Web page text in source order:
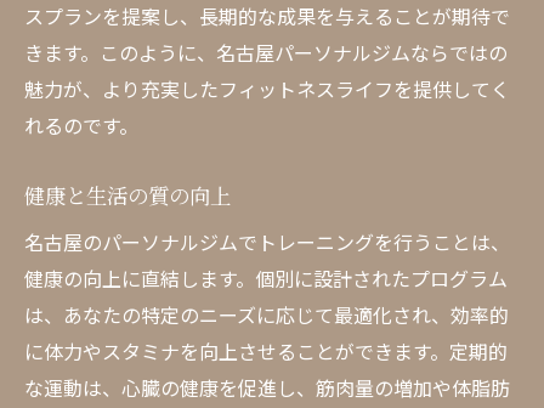
スプランを提案し、長期的な成果を与えることが期待で
きます。このように、名古屋パーソナルジムならではの
魅力が、より充実したフィットネスライフを提供してく
れるのです。
健康と生活の質の向上
名古屋のパーソナルジムでトレーニングを行うことは、
健康の向上に直結します。個別に設計されたプログラム
は、あなたの特定のニーズに応じて最適化され、効率的
に体力やスタミナを向上させることができます。定期的
な運動は、心臓の健康を促進し、筋肉量の増加や体脂肪